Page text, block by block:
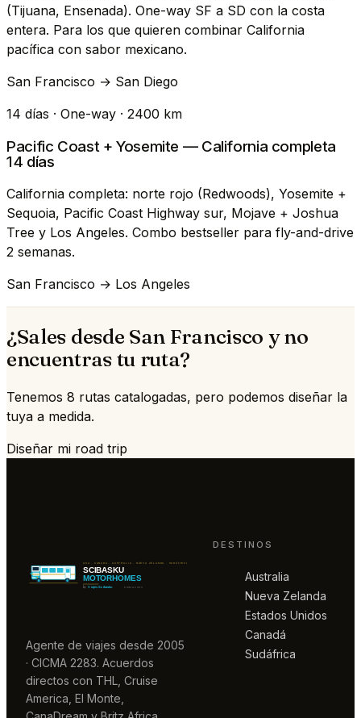
(Tijuana, Ensenada). One-way SF a SD con la costa
entera. Para los que quieren combinar California
pacífica con sabor mexicano.
San Francisco → San Diego
14 días · One-way · 2400 km
Pacific Coast + Yosemite — California completa
14 días
California completa: norte rojo (Redwoods), Yosemite +
Sequoia, Pacific Coast Highway sur, Mojave + Joshua
Tree y Los Angeles. Combo bestseller para fly-and-drive
2 semanas.
San Francisco → Los Angeles
¿Sales desde San Francisco y no
encuentras tu ruta?
Tenemos 8 rutas catalogadas, pero podemos diseñar la
tuya a medida.
Diseñar mi road trip
Agente de viajes desde 2005
· CICMA 2283. Acuerdos
directos con THL, Cruise
America, El Monte,
DESTINOS
Australia
Nueva Zelanda
Estados Unidos
Canadá
Sudáfrica